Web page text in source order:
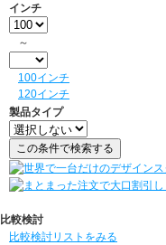
インチ
～
100インチ
120インチ
製品タイプ
比較検討
比較検討リストをみる